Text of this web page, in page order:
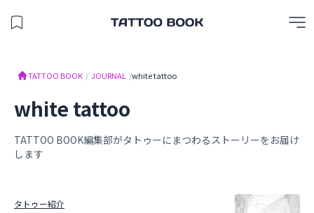
保存したスタジオを見る
TATTOO BOOK / JOURNAL /white tattoo
white tattoo
TATTOO BOOK編集部がタトゥーにまつわるストーリーをお届け
します
タトゥー紹介